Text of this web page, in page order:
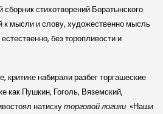
стихотворений Боратынского.
к мысли и слову, художественно мысль
без торопливости и
критике набирали разбег торгашеские
как Пушкин, Гоголь, Вяземский,
натискуторговой логики. «Наши